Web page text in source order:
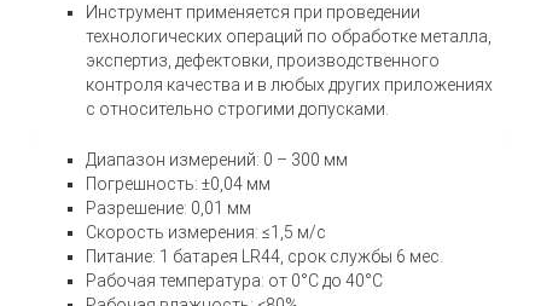
Инструмент применяется при проведении
технологических операций по обработке металла,
экспертиз, дефектовки, производственного
контроля качества и в любых других приложениях
с относительно строгими допусками.
Диапазон измерений: 0 – 300 мм
Погрешность: ±0,04 мм
Разрешение: 0,01 мм
Скорость измерения: ≤1,5 м/с
Питание: 1 батарея LR44, срок службы 6 мес.
Рабочая температура: от 0°С до 40°С